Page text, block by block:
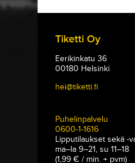
Tiketti Oy
Eerikinkatu 36
00180 Helsinki
hei@tiketti.fi
Puhelinpalvelu
0600-1-1616
Lipputilaukset sekä -
ma–la 9–21, su 11–18
(1,99 € / min. + pvm)